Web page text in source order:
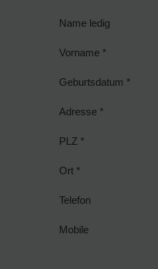
Name ledig
Vorname *
Geburtsdatum *
Adresse *
PLZ *
Ort *
Telefon
Mobile